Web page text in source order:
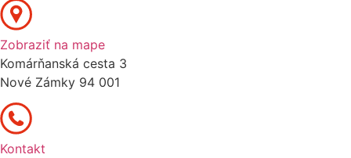
Zobraziť na mape
Komárňanská cesta 3
Nové Zámky 94 001
Kontakt